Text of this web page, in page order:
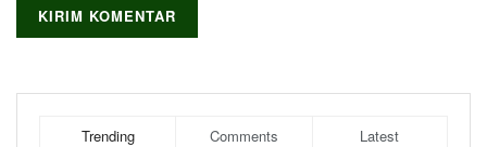
Trending Comments Latest